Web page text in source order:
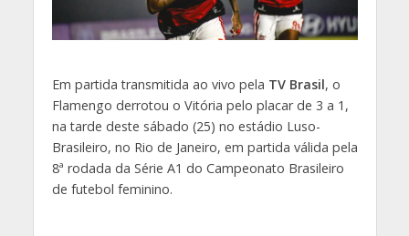
Em partida transmitida ao vivo pela TV Brasil, o
Flamengo derrotou o Vitória pelo placar de 3 a 1,
na tarde deste sábado (25) no estádio Luso-
Brasileiro, no Rio de Janeiro, em partida válida pela
8ª rodada da Série A1 do Campeonato Brasileiro
de futebol feminino.